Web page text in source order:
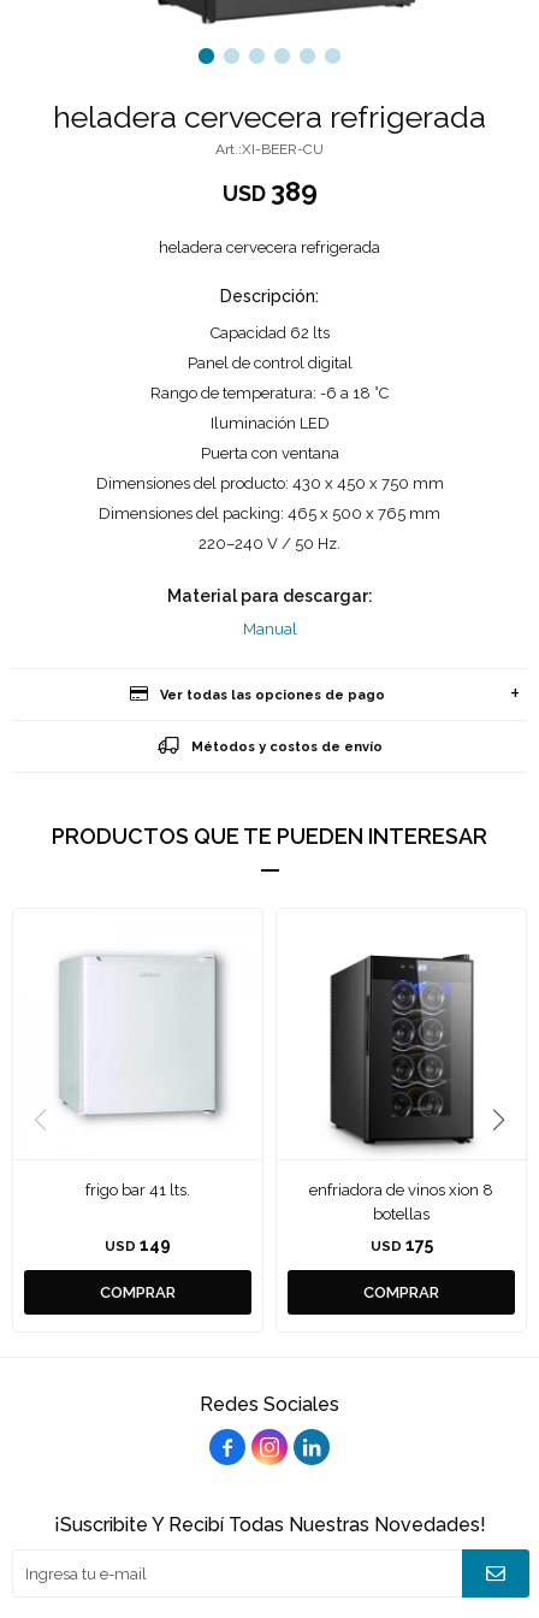
heladera cervecera refrigerada
XI-BEER-CU
USD 389
heladera cervecera refrigerada
Descripción:
Capacidad 62 lts
Panel de control digital
Rango de temperatura: -6 a 18 °C
Iluminación LED
Puerta con ventana
Dimensiones del producto: 430 x 450 x 750 mm
Dimensiones del packing: 465 x 500 x 765 mm
220–240 V / 50 Hz.
Material para descargar:
Manual
Ver todas las opciones de pago
Métodos y costos de envío
PRODUCTOS QUE TE PUEDEN INTERESAR
frigo bar 41 lts.
USD 149
enfriadora de vinos xion 8
botellas
USD 175
Redes Sociales
  
¡Suscribite Y Recibí Todas Nuestras Novedades!